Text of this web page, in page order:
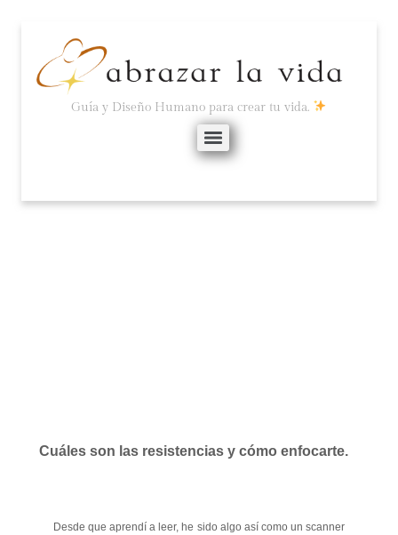
Guía y Diseño Humano para crear tu vida.
Cuáles son las resistencias y cómo enfocarte.
Desde que aprendí a leer, he sido algo así como un scanner